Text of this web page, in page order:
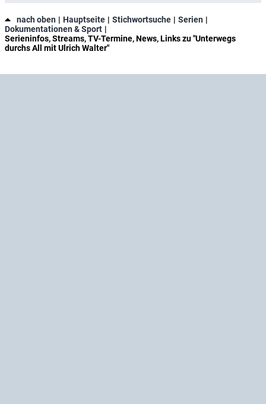
nach oben Hauptseite Stichwortsuche
Serien
Dokumentationen & Sport
Serieninfos, Streams, TV-Termine, News, Links zu "Unterwegs
durchs All mit Ulrich Walter"